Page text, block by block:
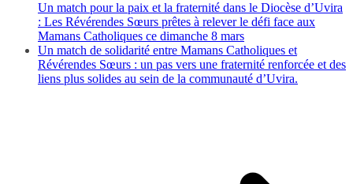
Un match pour la paix et la fraternité dans le Diocèse d’Uvira
: Les Révérendes Sœurs prêtes à relever le défi face aux
Mamans Catholiques ce dimanche 8 mars
Un match de solidarité entre Mamans Catholiques et
Révérendes Sœurs : un pas vers une fraternité renforcée et des
liens plus solides au sein de la communauté d’Uvira.